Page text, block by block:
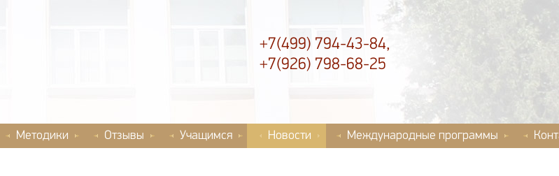
+7(499) 794-43-84,
+7(926) 798-68-25
Методики Отзывы Учащимся Новости Международные программы